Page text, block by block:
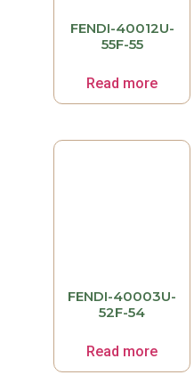
FENDI-40012U-
55F-55
Read more
FENDI-40003U-
52F-54
Read more